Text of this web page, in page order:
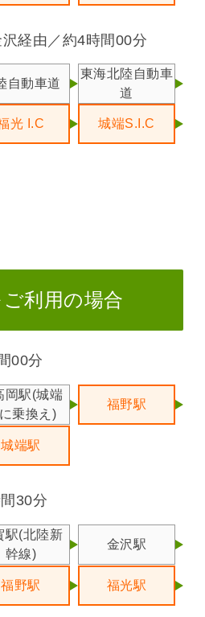
経由／約4時間00分
自動車道
東海北陸自動車
道
光 I.C 城端S.I.C
利用の場合
00分
岡駅(城端
乗換え)
福野駅
城端駅
30分
駅(北陸新
幹線)
金沢駅
福野駅 福光駅